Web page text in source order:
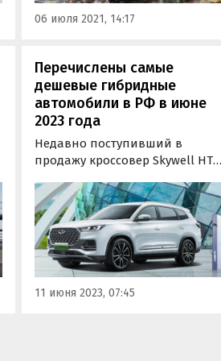
06 июля 2021, 14:17
Перечислены самые
дешевые гибридные
автомобили в РФ в июне
2023 года
Недавно поступивший в
продажу кроссовер Skywell HT-i
гибридным автомобилем в
России. К такому выводу
пришел портал «Автоновости
дня», сравнив цены на все
«бензоэлектрические» модели,
представленные на
российском рынке в июне…
11 июня 2023, 07:45